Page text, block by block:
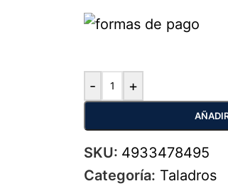
- +
SKU: 4933478495
Categoría: Taladros